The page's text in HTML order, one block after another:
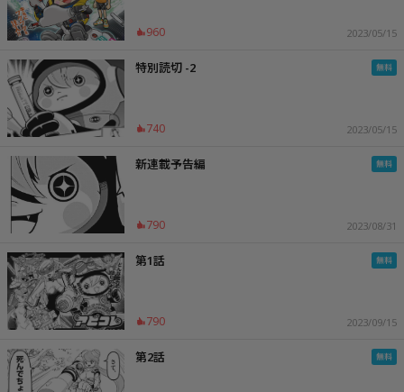
960 2023/05/15
特別読切 -2
740 2023/05/15
新連載予告編
790 2023/08/31
第1話
790 2023/09/15
第2話